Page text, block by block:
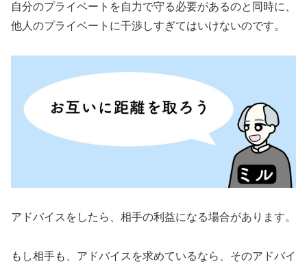
自分のプライベートを自力で守る必要があるのと同時に、
他人のプライベートに干渉しすぎてはいけないのです。
アドバイスをしたら、相手の利益になる場合があります。
もし相手も、アドバイスを求めているなら、そのアドバイ